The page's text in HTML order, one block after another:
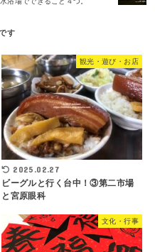
観光・遊び・お店
2025.02.27
ビーグルと行く台中！③第二市場
と宮原眼科
文化・行事